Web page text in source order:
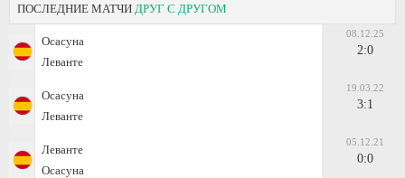
ПОСЛЕДНИЕ МАТЧИ ДРУГ С ДРУГОМ
Осасуна
Леванте
08.12.25
2:0
Осасуна
Леванте
19.03.22
3:1
Леванте
Осасуна
05.12.21
0:0